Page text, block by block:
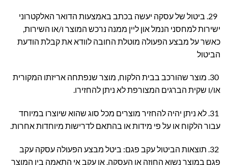
29. ביטול של עסקה יעשה בכתב באמצעות הדואר האלקטרוני
ישירות למחסני הנמל און ליין ממנה נרכש המוצר ו/או השירות,
כאשר על מבצע הפעולה מוטלת החובה לוודא את קבלת הודעת
הביטול
30. מוצר שהורכב בבית הלקוח, מוצר שנפתחה אריזתו המקורית
או/ו שקית הברגים המצורפת לא ניתן להחזירו.
31. לא ניתן יהיה להחזיר מוצרים מכל סוג שהוא שיוצרו במיוחד
עבור הלקוח או על פי מידות או בהתאם לדרישות מיוחדות אחרות.
ביטל מבצע הפעולה עסקה עקב
פגם במוצר נשוא החוזה או העסקה, או עקב אי התאמה בין המוצר